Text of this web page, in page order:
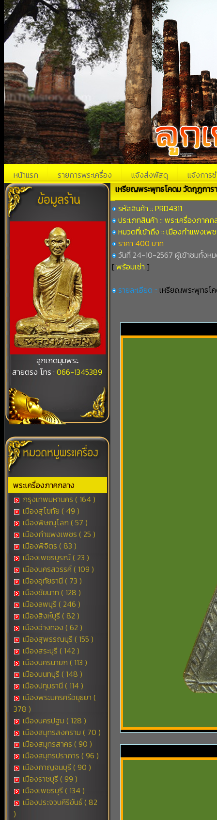
หน้าแรก รายการพระเครื่อง แจ้งส่งพัสดุ แจ้งการช
ลูกเกดมุมพระ
สายตรง โทร :066-1345389
พระเครื่องภาคกลาง
กรุงเทพมหานคร ( 164 )
เมืองสุโขทัย ( 49 )
เมืองพิษณุโลก ( 57 )
เมืองกำแพงเพชร ( 25 )
เมืองพิจิตร ( 83 )
เมืองเพชรบูรณ์ ( 23 )
เมืองนครสวรรค์ ( 109 )
เมืองอุทัยธานี ( 73 )
เมืองชัยนาท ( 128 )
เมืองลพบุรี ( 246 )
เมืองสิงห์บุรี ( 82 )
เมืองอ่างทอง ( 62 )
เมืองสุพรรณบุรี ( 155 )
เมืองสระบุรี ( 142 )
เมืองนครนายก ( 113 )
เมืองนนทบุรี ( 148 )
เมืองปทุมธานี ( 114 )
เมืองพระนครศรีอยุธยา (
378 )
เมืองนครปฐม ( 128 )
เมืองสมุทรสงคราม ( 70 )
เมืองสมุทรสาคร ( 90 )
เมืองสมุทรปราการ ( 96 )
เมืองกาญจนบุรี ( 90 )
เมืองราชบุรี ( 99 )
เมืองเพชรบุรี ( 134 )
เมืองประจวบคีรีขันธ์ ( 82
)
เหรียญพระพุทธโคดม วัดกุฏการา
รหัสสินค้า :: PRD4311
ประเภทสินค้า :: พระเครื่องภาคก
หมวดที่เข้าถึง :: เมืองกำแพงเพ
ราคา 400 บาท
วันที่ 24-10-2567 ผู้เข้าชมทั้งห
[พร้อมเช่า ]
รายละเอียด :: เหรียญพระพุทธโค